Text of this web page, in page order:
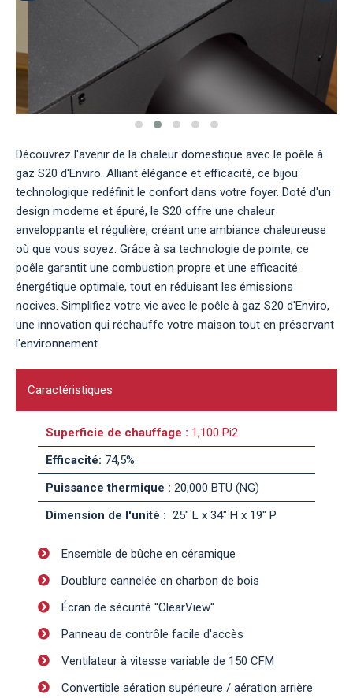
Découvrez l'avenir de la chaleur domestique avec le poêle à
gaz S20 d'Enviro. Alliant élégance et efficacité, ce bijou
technologique redéfinit le confort dans votre foyer. Doté d'un
design moderne et épuré, le S20 offre une chaleur
enveloppante et régulière, créant une ambiance chaleureuse
où que vous soyez. Grâce à sa technologie de pointe, ce
poêle garantit une combustion propre et une efficacité
énergétique optimale, tout en réduisant les émissions
nocives. Simplifiez votre vie avec le poêle à gaz S20 d'Enviro,
une innovation qui réchauffe votre maison tout en préservant
l'environnement.
Caractéristiques
Superficie de chauffage : 1,100 Pi2
Efficacité: 74,5%
Puissance thermique : 20,000 BTU (NG)
Dimension de l'unité : 25" L x 34" H x 19" P
Ensemble de bûche en céramique
Doublure cannelée en charbon de bois
Écran de sécurité ''ClearView''
Panneau de contrôle facile d'accès
Ventilateur à vitesse variable de 150 CFM
Convertible aération supérieure / aération arrière